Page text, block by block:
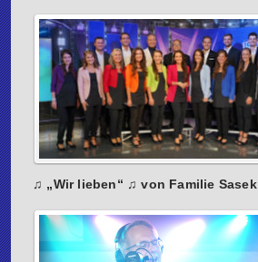
♫ „Wir lieben“ ♫ von Familie Sasek